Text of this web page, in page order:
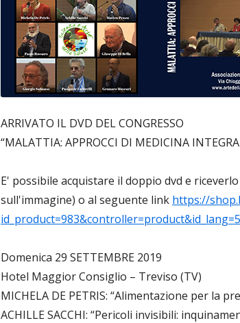
ARRIVATO IL DVD DEL CONGRESSO
“MALATTIA: APPROCCI DI MEDICINA
E' possibile acquistare il doppio dvd e
sull'immagine) o al seguente link https://
id_product=983&controller=product&id_lang=5
Domenica 29 SETTEMBRE 2019
Hotel Maggior Consiglio – Treviso (TV)
MICHELA DE PETRIS: “Alimentazione per la
ACHILLE SACCHI: “Pericoli invisibili: